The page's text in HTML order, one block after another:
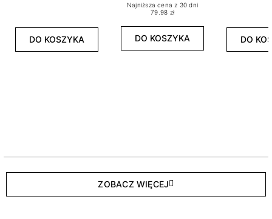
DO KOSZYKA
Najniższa cena z 30 dni
79.98 zł
DO KOSZYKA DO
ZOBACZ WIĘCEJ